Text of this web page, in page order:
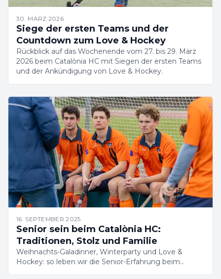
30. MÄRZ 2026
Siege der ersten Teams und der
Countdown zum Love & Hockey
Rückblick auf das Wochenende vom 27. bis 29. März
2026 beim Catalònia HC mit Siegen der ersten Teams
und der Ankündigung von Love & Hockey.
16. SEPTEMBER 2025
Senior sein beim Catalònia HC:
Traditionen, Stolz und Familie
Weihnachts-Galadinner, Winterparty und Love &
Hockey: so leben wir die Senior-Erfahrung beim